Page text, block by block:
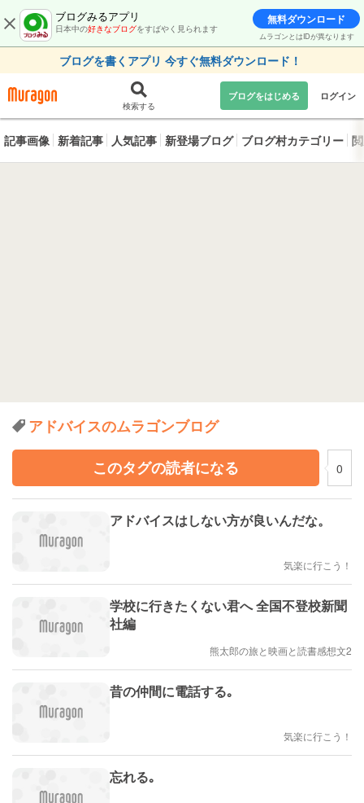
ブログみるアプリ
日本中の好きなブログをすばやく見られます
無料ダウンロード
ムラゴンとはIDが異なります
ブログを書くアプリ 今すぐ無料ダウンロード！
検索する
ブログをはじめる ログイン
記事画像 新着記事 人気記事 新登場ブログ ブログ村カテゴリー
アドバイスのムラゴンブログ
このタグの読者になる
0
アドバイスはしない方が良いんだな。
気楽に行こう！
学校に行きたくない君へ 全国不登校新聞
社編
熊太郎の旅と映画と読書感想文2
昔の仲間に電話する｡
気楽に行こう！
忘れる｡